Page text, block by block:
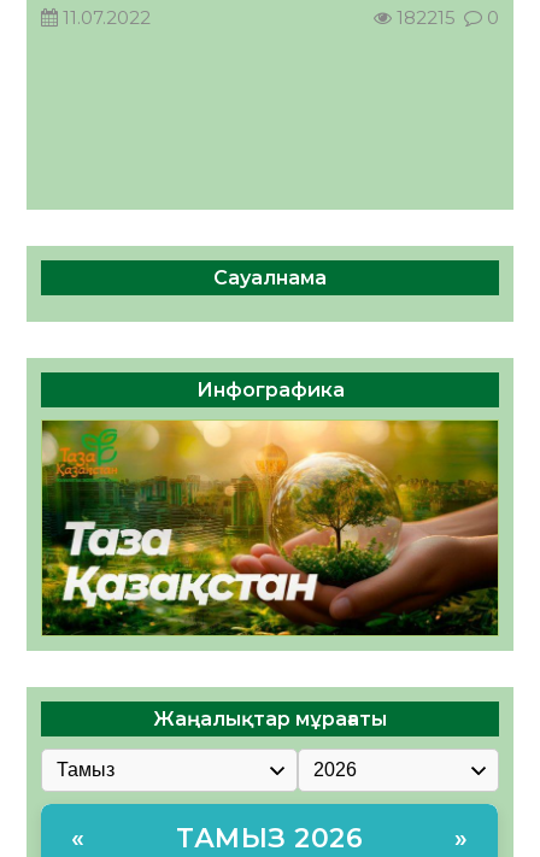
11.07.2022
182215 0
Сауалнама
Инфографика
Жаңалықтар мұрағаты
« ТАМЫЗ 2026 »